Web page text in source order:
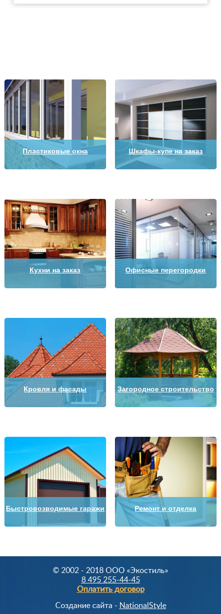
Пластиковые окна Шкафы-купе на заказ
Кухни на заказ Офисные перегородки
Кровля и фасады Загородное строительство
Быстровозводимые гаражи Ремонт и отделка
© 2002 - 2018 OOO «Экостиль»
8 495 255-44-45
Оплатить договор
Создание сайта - NationalStyle